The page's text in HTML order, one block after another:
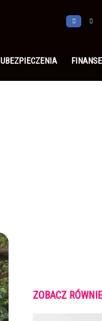
UBEZPIECZENIA FINANSE
ZOBACZ